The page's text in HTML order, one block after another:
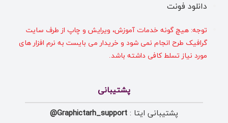
دانلود فونت
توجه: هیچ گونه خدمات آموزش، ویرایش و چاپ از طرف سایت
گرافیک طرح انجام نمی شود و خریدار می بایست به نرم افزار های
مورد نیاز تسلط کافی داشته باشد.
پشتیبانی
پشتیبانی ایتا : Graphictarh_support@